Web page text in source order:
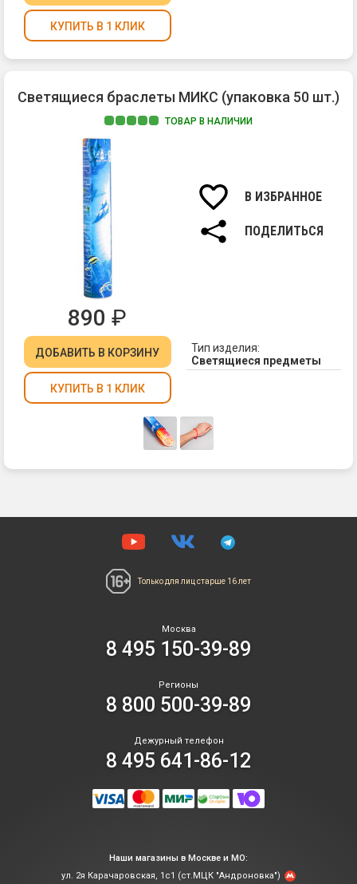
КУПИТЬ В 1 КЛИК
Светящиеся браслеты МИКС (упаковка 50 шт.)
ТОВАР В НАЛИЧИИ
В ИЗБРАННОЕ
ПОДЕЛИТЬСЯ
890 ₽
ДОБАВИТЬ В КОРЗИНУ
КУПИТЬ В 1 КЛИК
Тип изделия:
Светящиеся предметы
Только для лицстарше 16 лет
Москва
8 495 150-39-89
Регионы
8 800 500-39-89
Дежурный телефон
8 495 641-86-12
Наши магазины в Москве и МО:
ул. 2я Карачаровская, 1с1 (ст.МЦК "Андроновка")